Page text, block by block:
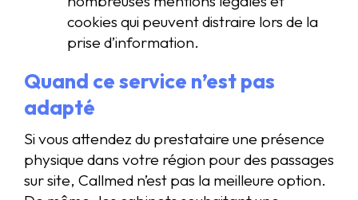
cookies qui peuvent distraire lors de la
prise d’information.
Quand ce service n’est pas
adapté
Si vous attendez du prestataire une présence
physique dans votre région pour des passages
sur site, Callmed n’est pas la meilleure option.